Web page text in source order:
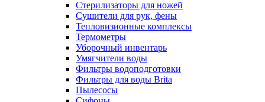
Стерилизаторы для ножей
Сушители для рук, фены
Тепловизионные комплексы
Термометры
Уборочный инвентарь
Умягчители воды
Фильтры водоподготовки
Фильтры для воды Brita
Пылесосы